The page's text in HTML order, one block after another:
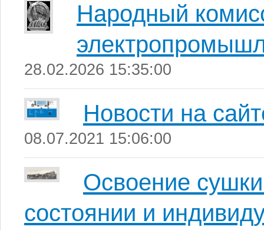
Народный
28.02.2026 15:35:00
Новости на
08.07.2021 15:06:00
Освоение
состоянии и